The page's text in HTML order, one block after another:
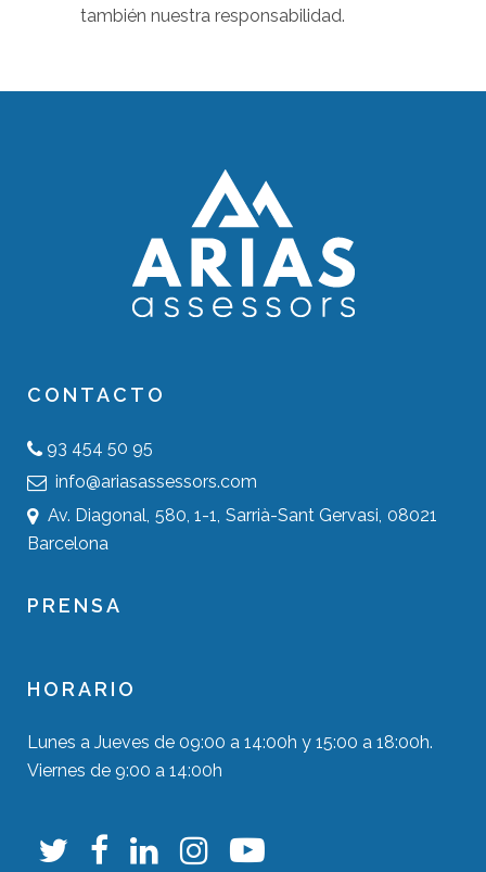
también nuestra responsabilidad.
CONTACTO
93 454 50 95
info@ariasassessors.com
Av. Diagonal, 580, 1-1, Sarrià-Sant Gervasi, 08021
Barcelona
PRENSA
HORARIO
Lunes a Jueves de 09:00 a 14:00h y 15:00 a 18:00h.
Viernes de 9:00 a 14:00h